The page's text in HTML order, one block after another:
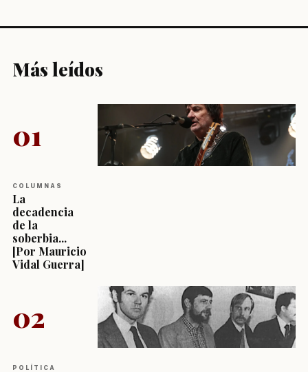
Más leídos
01
COLUMNAS
La
decadencia
de la
soberbia...
[Por Mauricio
Vidal Guerra]
02
POLÍTICA